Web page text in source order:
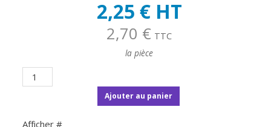
2,25 € HT
2,70 € TTC
la pièce
Ajouter au panier
Afficher #